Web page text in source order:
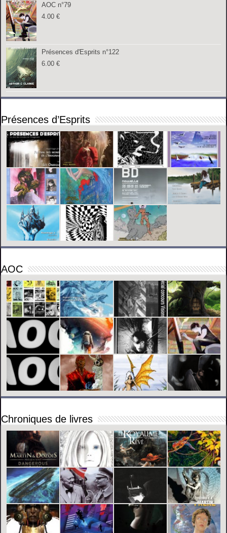
AOC n°79
4.00€
Présences d'Esprits n°122
6.00€
Présences d’Esprits
AOC
Chroniques de livres